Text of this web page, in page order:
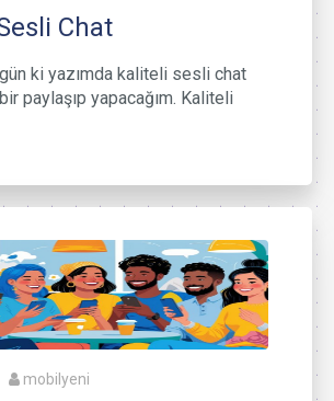
Chat
ki yazımda kaliteli sesli chat
paylaşıp yapacağım. Kaliteli
mobilyeni